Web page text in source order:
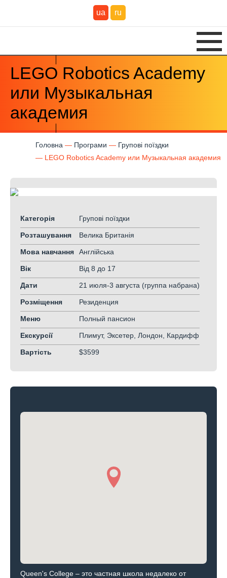
ua ru
LEGO Robotics Academy
или Музыкальная
академия
Головна Програми
Групові поїздки
LEGO Robotics Academy или Музыкальная академия
Категорія Групові поїздки
Розташування Велика Британія
Мова навчання Англійська
Вік Від 8 до 17
Дати 21 июля-3 августа (группа набрана)
Розміщення Резиденция
Меню Полный пансион
Екскурсії Плимут, Эксетер, Лондон, Кардифф
Вартість $3599
Queen's College – это частная школа недалеко от